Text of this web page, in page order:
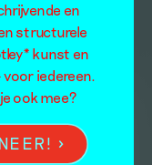
en
structurele
kunst en
voor iedereen.
ook mee?